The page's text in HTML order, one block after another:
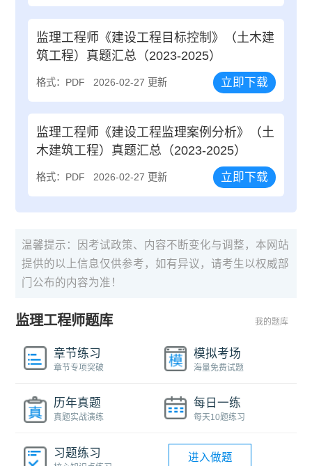
监理工程师《建设工程目标控制》（土木建
筑工程）真题汇总（2023-2025）
格式：PDF 2026-02-27 更新 立即下载
监理工程师《建设工程监理案例分析》（土
木建筑工程）真题汇总（2023-2025）
格式：PDF 2026-02-27 更新 立即下载
温馨提示：因考试政策、内容不断变化与调整，本网站
提供的以上信息仅供参考，如有异议，请考生以权威部
门公布的内容为准！
监理工程师题库 我的题库
章节练习
章节专项突破
模拟考场
海量免费试题
历年真题
真题实战演练
每日一练
每天10题练习
习题练习 进入做题